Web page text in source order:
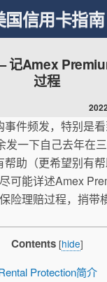
国信用卡指南
记Amex
过程
件频发，特别是
发一下自己去年在
助（更希望别有帮
可能详述Amex
险理赔过程， 捎带
Contents [hide]
Protection简介